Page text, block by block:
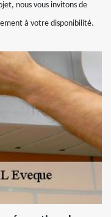
nous vous invitons de
à votre disponibilité.